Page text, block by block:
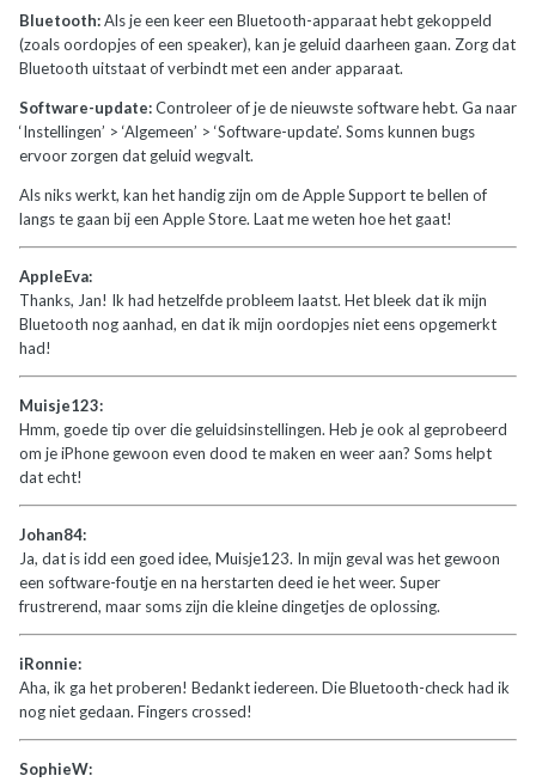
Bluetooth:Als je een keer een Bluetooth-apparaat hebt gekoppeld
(zoals oordopjes of een speaker), kan je geluid daarheen gaan. Zorg dat
Bluetooth uitstaat of verbindt met een ander apparaat.
Software-update:Controleer of je de nieuwste software hebt. Ga naar
‘Instellingen’ > ‘Algemeen’ > ‘Software-update’. Soms kunnen bugs
ervoor zorgen dat geluid wegvalt.
Als niks werkt, kan het handig zijn om de Apple Support te bellen of
langs te gaan bij een Apple Store. Laat me weten hoe het gaat!
AppleEva:
Thanks, Jan! Ik had hetzelfde probleem laatst. Het bleek dat ik mijn
Bluetooth nog aanhad, en dat ik mijn oordopjes niet eens opgemerkt
had!
Muisje123:
Hmm, goede tip over die geluidsinstellingen. Heb je ook al geprobeerd
om je iPhone gewoon even dood te maken en weer aan? Soms helpt
dat echt!
Johan84:
Ja, dat is idd een goed idee, Muisje123. In mijn geval was het gewoon
een software-foutje en na herstarten deed ie het weer. Super
frustrerend, maar soms zijn die kleine dingetjes de oplossing.
iRonnie:
Aha, ik ga het proberen! Bedankt iedereen. Die Bluetooth-check had ik
nog niet gedaan. Fingers crossed!
SophieW: